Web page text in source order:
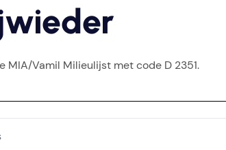
MIA/Vamil Milieulijst met code D 2351.